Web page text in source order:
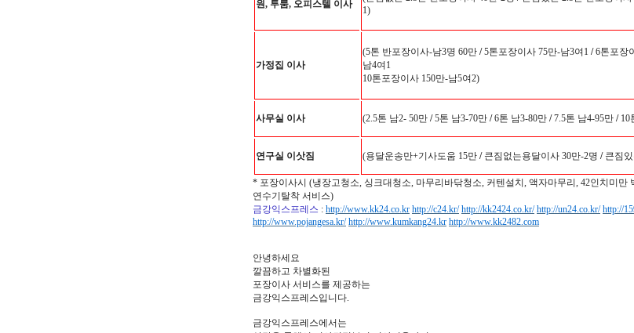
원, 투룸, 오피스텔 이사
1)
가정집 이사
(5톤 반포장이사-남3명 60만 /5톤포장이사 75만-남3여1 /6톤포장
남4여1
10톤포장이사 150만-남5여2)
사무실 이사 (2.5톤 남2- 50만 /5톤 남3-70만 /6톤 남3-80만 /7.5톤 남4-95만 /10
연구실 이삿짐 (용달운송만+기사도움 15만 /큰짐없는용달이사 30만-2명 /큰짐있
* 포장이사시 (냉장고청소, 싱크대청소, 마무리바닦청소, 커텐설치, 액자마무리, 42인치미만
연수기탈착 서비스)
금강익스프레스 : http://www.kk24.co.kr http://c24.kr/ http://kk2424.co.kr/ http://un24.co.kr/ http://
http://www.pojangesa.kr/ http://www.kumkang24.kr http://www.kk2482.com
안녕하세요
깔끔하고 차별화된
포장이사 서비스를 제공하는
금강익스프레스입니다.
금강익스프레스에서는